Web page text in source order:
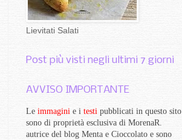
Lievitati Salati
Post più visti negli ultimi 7 giorni
AVVISO IMPORTANTE
Le immagini e i testi pubblicati in questo sito
sono di proprietà esclusiva di MorenaR.
autrice del blog Menta e Cioccolato e sono